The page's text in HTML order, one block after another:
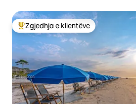
Më të mirat e zgjedhjeve të klientëve
Zgjedhja e klientëve